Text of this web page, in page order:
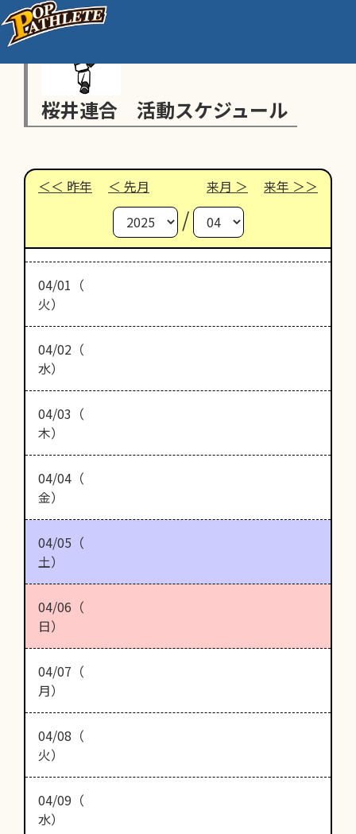
桜井連合 活動スケジュール
昨年 先月 来月 来年
/
04/01（
火）
04/02（
水）
04/03（
木）
04/04（
金）
04/05（
土）
04/06（
日）
04/07（
月）
04/08（
火）
04/09（
水）